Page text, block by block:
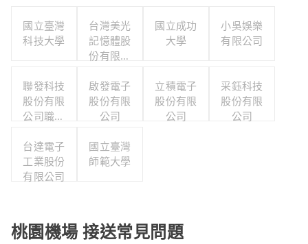
國立臺灣
科技大學
台灣美光
記憶體股
份有限公
國立成功
大學
小吳娛樂
有限公司
聯發科技
股份有限
公司職工
會
啟發電子
股份有限
公司
立積電子
股份有限
公司
采鈺科技
股份有限
公司
台達電子
工業股份
有限公司
國立臺灣
師範大學
桃園機場 接送常見問題